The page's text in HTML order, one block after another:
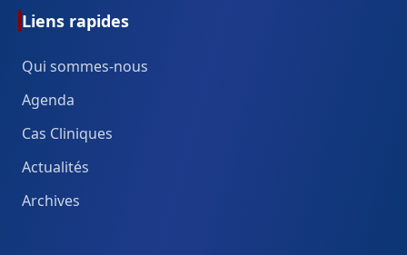
Liens rapides
Qui sommes-nous
Agenda
Cas Cliniques
Actualités
Archives